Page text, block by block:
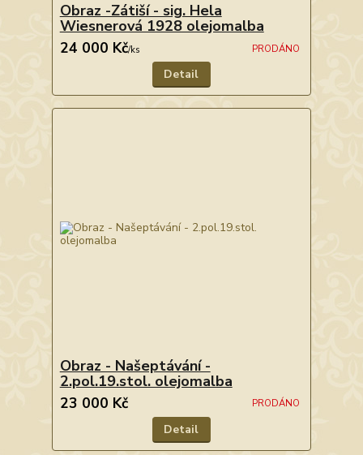
Obraz -Zátiší - sig. Hela
Wiesnerová 1928 olejomalba
24 000 Kč/ks PRODÁNO
Detail
Obraz - Našeptávání -
2.pol.19.stol. olejomalba
23 000 Kč
PRODÁNO
Detail